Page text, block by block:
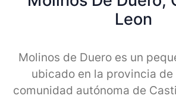
Leon
Molinos de Duero es un
ubicado en la provincia de
comunidad autónoma de